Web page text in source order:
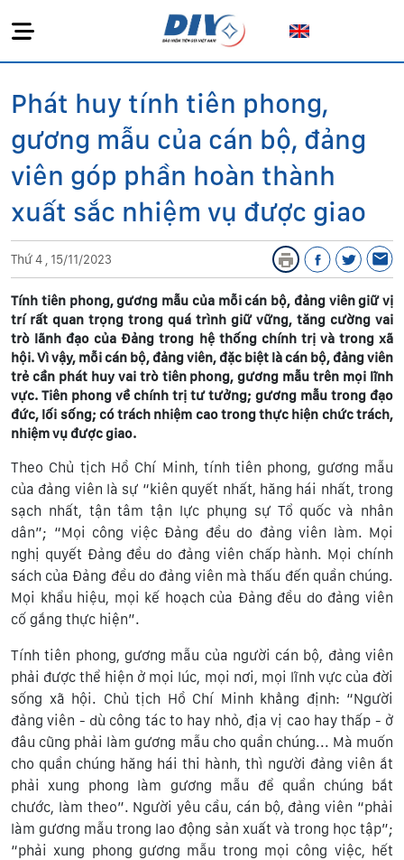
Phát huy tính tiên phong,
gương mẫu của cán bộ, đảng
viên góp phần hoàn thành
xuất sắc nhiệm vụ được giao
Thứ 4 , 15/11/2023
Tính tiên phong, gương mẫu của mỗi cán bộ, đảng viên giữ vị
trí rất quan trọng trong quá trình giữ vững, tăng cường vai
trò lãnh đạo của Đảng trong hệ thống chính trị và trong xã
hội. Vì vậy, mỗi cán bộ, đảng viên, đặc biệt là cán bộ, đảng viên
trẻ cần phát huy vai trò tiên phong, gương mẫu trên mọi lĩnh
vực. Tiên phong về chính trị tư tưởng; gương mẫu trong đạo
đức, lối sống; có trách nhiệm cao trong thực hiện chức trách,
nhiệm vụ được giao.
Theo Chủ tịch Hồ Chí Minh, tính tiên phong, gương mẫu
của đảng viên là sự “kiên quyết nhất, hăng hái nhất, trong
sạch nhất, tận tâm tận lực phụng sự Tổ quốc và nhân
dân”; “Mọi công việc Đảng đều do đảng viên làm. Mọi
nghị quyết Đảng đều do đảng viên chấp hành. Mọi chính
sách của Đảng đều do đảng viên mà thấu đến quần chúng.
Mọi khẩu hiệu, mọi kế hoạch của Đảng đều do đảng viên
cố gắng thực hiện”.
Tính tiên phong, gương mẫu của người cán bộ, đảng viên
phải được thể hiện ở mọi lúc, mọi nơi, mọi lĩnh vực của đời
sống xã hội. Chủ tịch Hồ Chí Minh khẳng định: “Người
đảng viên - dù công tác to hay nhỏ, địa vị cao hay thấp - ở
đâu cũng phải làm gương mẫu cho quần chúng... Mà muốn
cho quần chúng hăng hái thi hành, thì người đảng viên ắt
phải xung phong làm gương mẫu để quần chúng bắt
chước, làm theo”. Người yêu cầu, cán bộ, đảng viên “phải
làm gương mẫu trong lao động sản xuất và trong học tập”;
“phải xung phong gương mẫu trong mọi công việc, hết